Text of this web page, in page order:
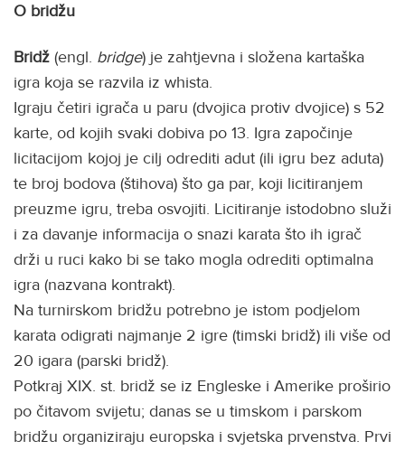
O bridžu
Bridž (engl. bridge) je zahtjevna i složena kartaška
igra koja se razvila iz whista.
Igraju četiri igrača u paru (dvojica protiv dvojice) s 52
karte, od kojih svaki dobiva po 13. Igra započinje
licitacijom kojoj je cilj odrediti adut (ili igru bez aduta)
te broj bodova (štihova) što ga par, koji licitiranjem
preuzme igru, treba osvojiti. Licitiranje istodobno služi
i za davanje informacija o snazi karata što ih igrač
drži u ruci kako bi se tako mogla odrediti optimalna
igra (nazvana kontrakt).
Na turnirskom bridžu potrebno je istom podjelom
karata odigrati najmanje 2 igre (timski bridž) ili više od
20 igara (parski bridž).
Potkraj XIX. st. bridž se iz Engleske i Amerike proširio
po čitavom svijetu; danas se u timskom i parskom
bridžu organiziraju europska i svjetska prvenstva. Prvi